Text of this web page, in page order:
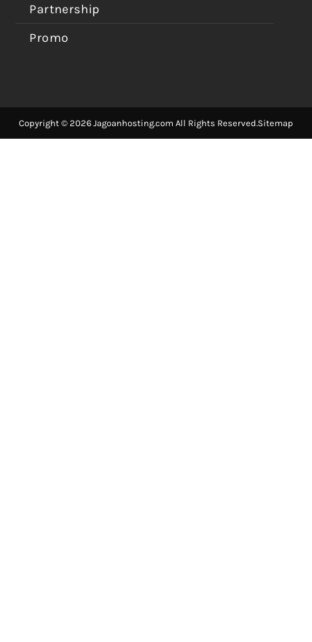
Partnership
Promo
Copyright © 2026 Jagoanhosting.com All Rights Reserved.Sitemap